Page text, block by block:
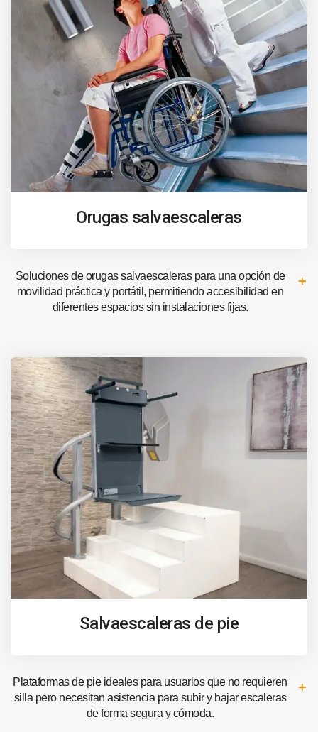
Orugas salvaescaleras
Soluciones de orugas salvaescaleras para una opción de
movilidad práctica y portátil, permitiendo accesibilidad en
diferentes espacios sin instalaciones fijas.
Salvaescaleras de pie
Plataformas de pie ideales para usuarios que no requieren
silla pero necesitan asistencia para subir y bajar escaleras
de forma segura y cómoda.